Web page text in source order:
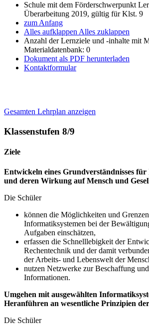
Schule mit dem Förderschwerpunkt
Überarbeitung 2019, gültig für Klst. 9
zum Anfang
Alles aufklappen Alles zuklappen
Anzahl der Lernziele und -inhalte mit
Materialdatenbank: 0
Dokument als PDF herunterladen
Kontaktformular
Gesamten Lehrplan anzeigen
Klassenstufen 8/9
Ziele
Entwickeln eines Grundverständnisses
und deren Wirkung auf Mensch und
Die Schüler
können die Möglichkeiten und
Informatiksystemen bei der
Aufgaben einschätzen,
erfassen die Schnelllebigkeit der
Rechentechnik und der damit
der Arbeits- und Lebenswelt der
nutzen Netzwerke zur Beschaffung
Informationen.
Umgehen mit ausgewählten
Heranführen an wesentliche Prinzipien
Die Schüler